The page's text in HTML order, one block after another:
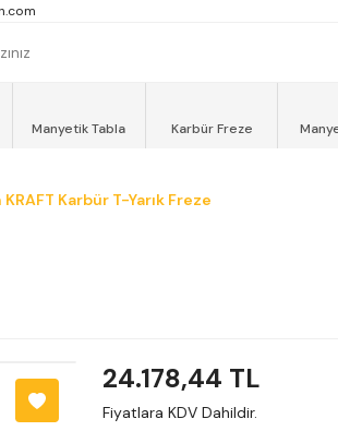
AYNI GÜN MOTOKURYE İLE
Manyetik Tabla Karbür Freze
Karbür T-Yarık Freze
24.178,44 TL
Fiyatlara KDV Dahildir.